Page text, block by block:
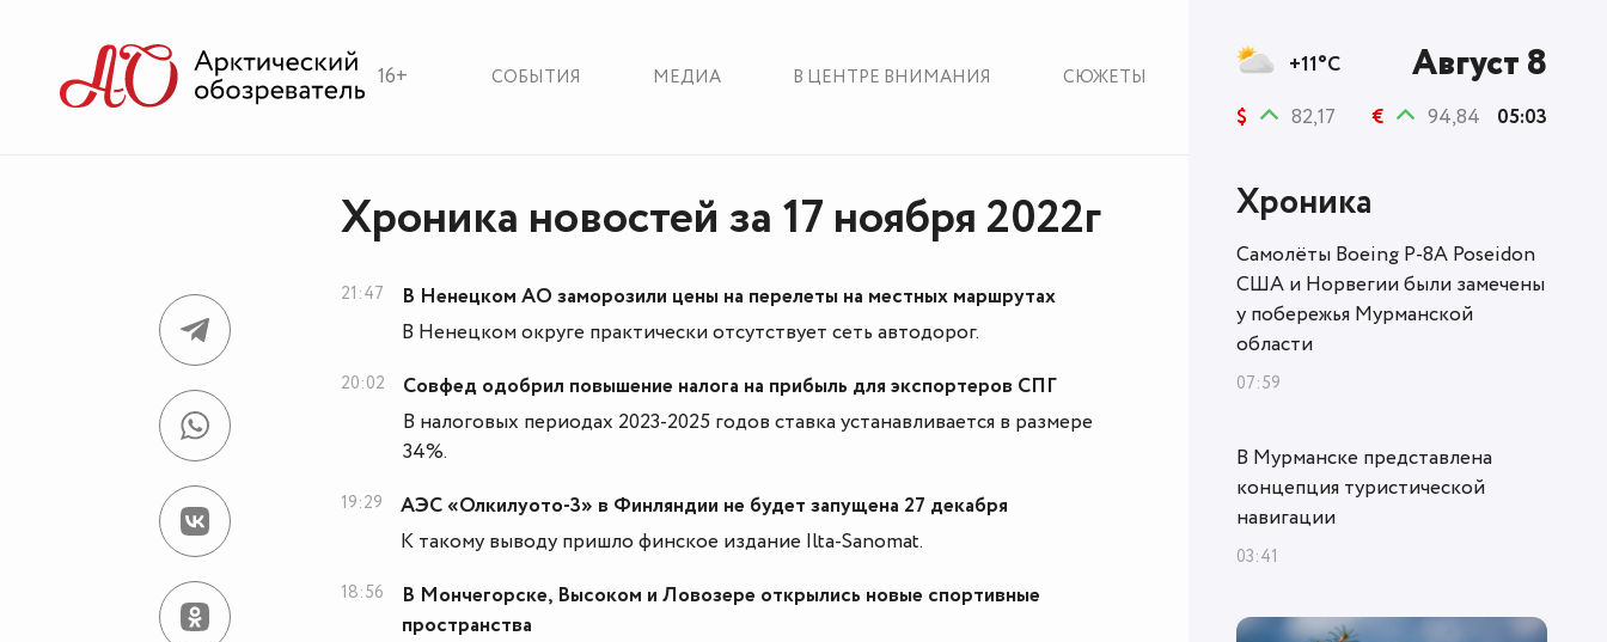
16+ СОБЫТИЯ МЕДИА В ЦЕНТРЕ ВНИМАНИЯ СЮЖЕТЫ
Хроника новостей за 17 ноября 2022г
21:47
В Ненецком АО заморозили цены на перелеты на местных маршрутах
В Ненецком округе практически отсутствует сеть автодорог.
20:02
Совфед одобрил повышение налога на прибыль для экспортеров СПГ
В налоговых периодах 2023-2025 годов ставка устанавливается в размере
34%.
19:29
АЭС «Олкилуото-3» в Финляндии не будет запущена 27 декабря
К такому выводу пришло финское издание Ilta-Sanomat.
18:56
В Мончегорске, Высоком и Ловозере открылись новые спортивные
пространства
+11°C Август 8
$ 82,17 € 94,84 05:03
Хроника
Самолёты Boeing P-8A Poseidon
США и Норвегии были замечены
у побережья Мурманской
области
07:59
В Мурманске представлена
концепция туристической
навигации
03:41